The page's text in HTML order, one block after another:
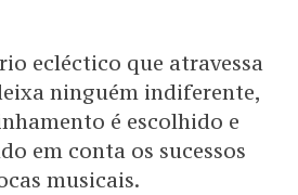
ecléctico que atravessa
ninguém indiferente,
é escolhido e
em conta os sucessos
musicais.